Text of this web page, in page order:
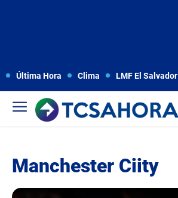
Última Hora Clima LMF El Salvador
Manchester Ciity